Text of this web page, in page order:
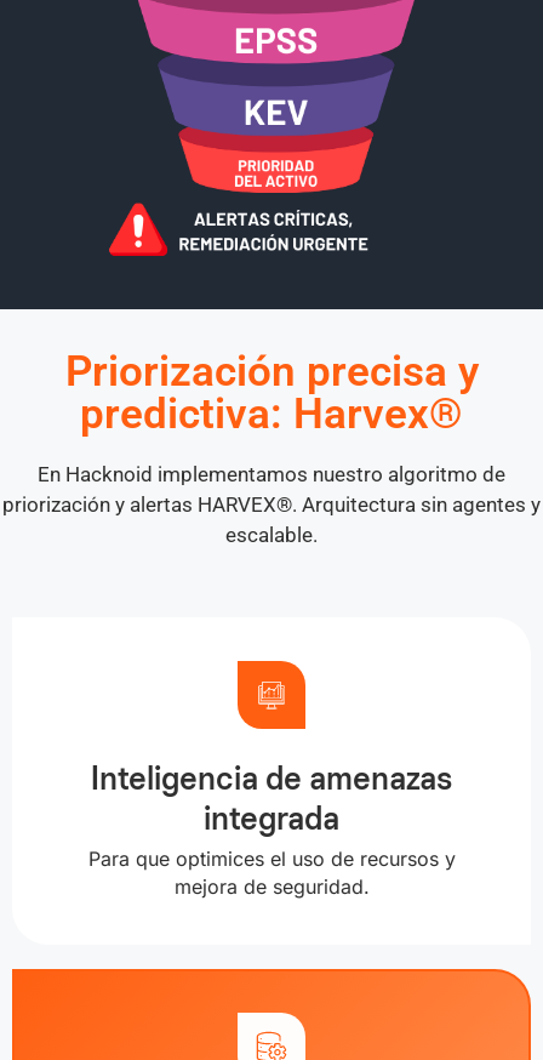
Priorización precisa y
predictiva: Harvex®
En Hacknoid implementamos nuestro algoritmo de
priorización y alertas HARVEX®. Arquitectura sin agentes y
escalable.
Inteligencia de amenazas
integrada
Para que optimices el uso de recursos y
mejora de seguridad.